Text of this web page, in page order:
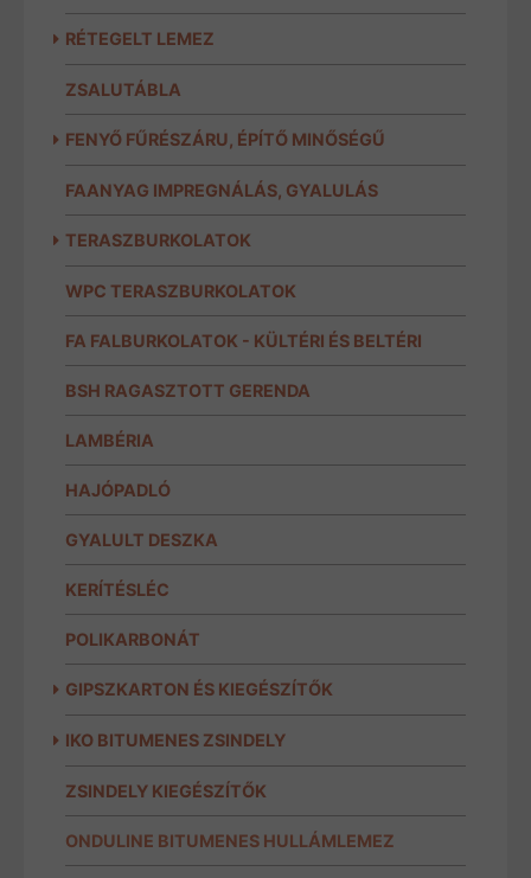
RÉTEGELT LEMEZ
ZSALUTÁBLA
FENYŐ FŰRÉSZÁRU, ÉPÍTŐ MINŐSÉGŰ
FAANYAG IMPREGNÁLÁS, GYALULÁS
TERASZBURKOLATOK
WPC TERASZBURKOLATOK
FA FALBURKOLATOK - KÜLTÉRI ÉS BELTÉRI
BSH RAGASZTOTT GERENDA
LAMBÉRIA
HAJÓPADLÓ
GYALULT DESZKA
KERÍTÉSLÉC
POLIKARBONÁT
GIPSZKARTON ÉS KIEGÉSZÍTŐK
IKO BITUMENES ZSINDELY
ZSINDELY KIEGÉSZÍTŐK
ONDULINE BITUMENES HULLÁMLEMEZ